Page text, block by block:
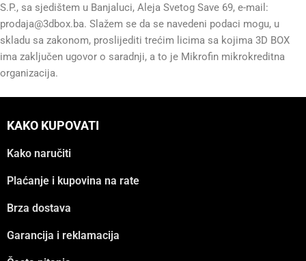
S.P., sa sjedištem u Banjaluci, Aleja Svetog Save 69, e-mail:
prodaja@3dbox.ba. Slažem se da se navedeni podaci mogu, u
skladu sa zakonom, proslijediti trećim licima sa kojima 3D BOX
ima zaključen ugovor o saradnji, a to je Mikrofin mikrokreditna
organizacija.
KAKO KUPOVATI
Kako naručiti
Plaćanje i kupovina na rate
Brza dostava
Garancija i reklamacija